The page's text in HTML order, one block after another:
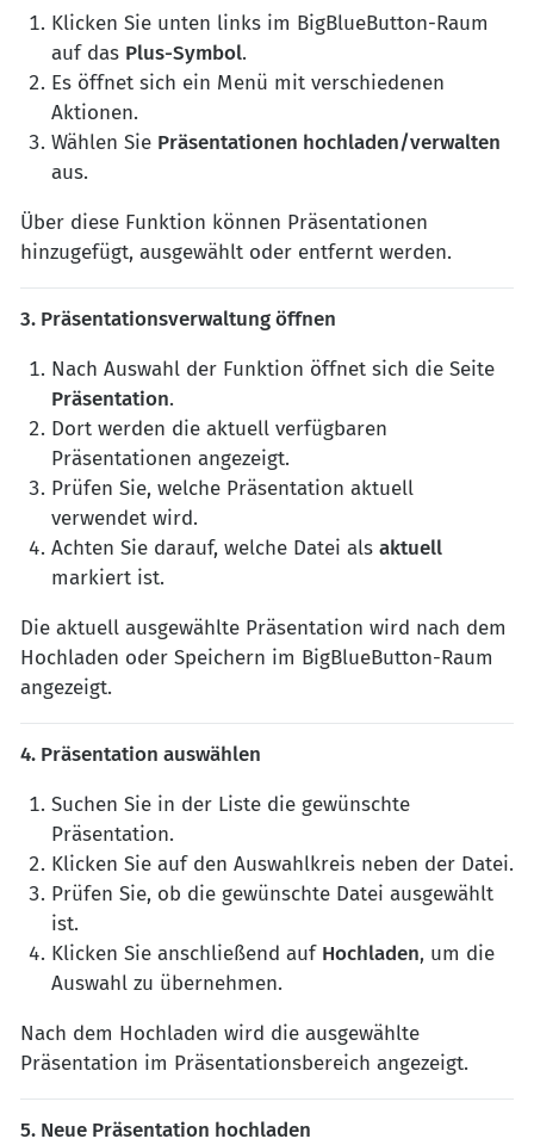
Klicken Sie unten links im BigBlueButton-Raum
auf das Plus-Symbol.
Es öffnet sich ein Menü mit verschiedenen
Aktionen.
Wählen Sie Präsentationen hochladen/verwalten
aus.
Über diese Funktion können Präsentationen
hinzugefügt, ausgewählt oder entfernt werden.
3. Präsentationsverwaltung öffnen
Nach Auswahl der Funktion öffnet sich die Seite
Präsentation.
Dort werden die aktuell verfügbaren
Präsentationen angezeigt.
Prüfen Sie, welche Präsentation aktuell
verwendet wird.
Achten Sie darauf, welche Datei als aktuell
markiert ist.
Die aktuell ausgewählte Präsentation wird nach dem
Hochladen oder Speichern im BigBlueButton-Raum
angezeigt.
4. Präsentation auswählen
Suchen Sie in der Liste die gewünschte
Präsentation.
Klicken Sie auf den Auswahlkreis neben der Datei.
Prüfen Sie, ob die gewünschte Datei ausgewählt
ist.
Klicken Sie anschließend auf Hochladen, um die
Auswahl zu übernehmen.
Nach dem Hochladen wird die ausgewählte
Präsentation im Präsentationsbereich angezeigt.
5. Neue Präsentation hochladen